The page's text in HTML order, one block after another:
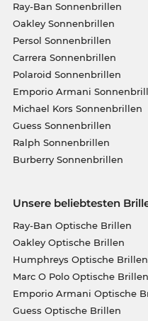
Ray-Ban Sonnenbrillen
Oakley Sonnenbrillen
Persol Sonnenbrillen
Carrera Sonnenbrillen
Polaroid Sonnenbrillen
Emporio Armani
Michael Kors Sonnenbrillen
Guess Sonnenbrillen
Ralph Sonnenbrillen
Burberry Sonnenbrillen
Unsere beliebtesten
Ray-Ban Optische Brillen
Oakley Optische Brillen
Humphreys Optische Brillen
Marc O Polo Optische Brillen
Emporio Armani Optische
Guess Optische Brillen